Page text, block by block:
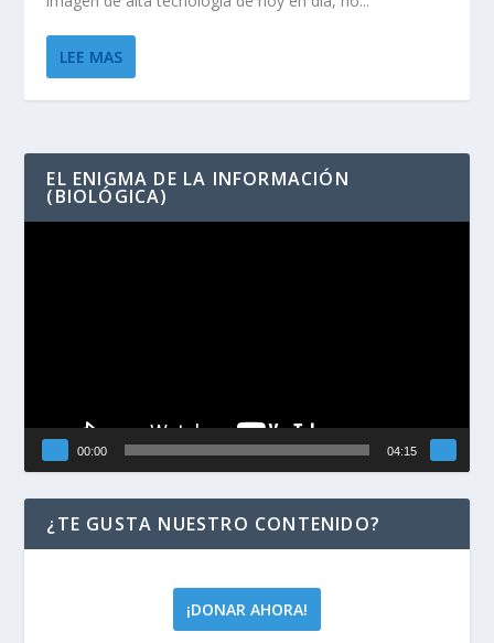
LEE MAS
EL ENIGMA DE LA INFORMACIÓN
(BIOLÓGICA)
00:00 04:15
¿TE GUSTA NUESTRO CONTENIDO?
¡DONAR AHORA!